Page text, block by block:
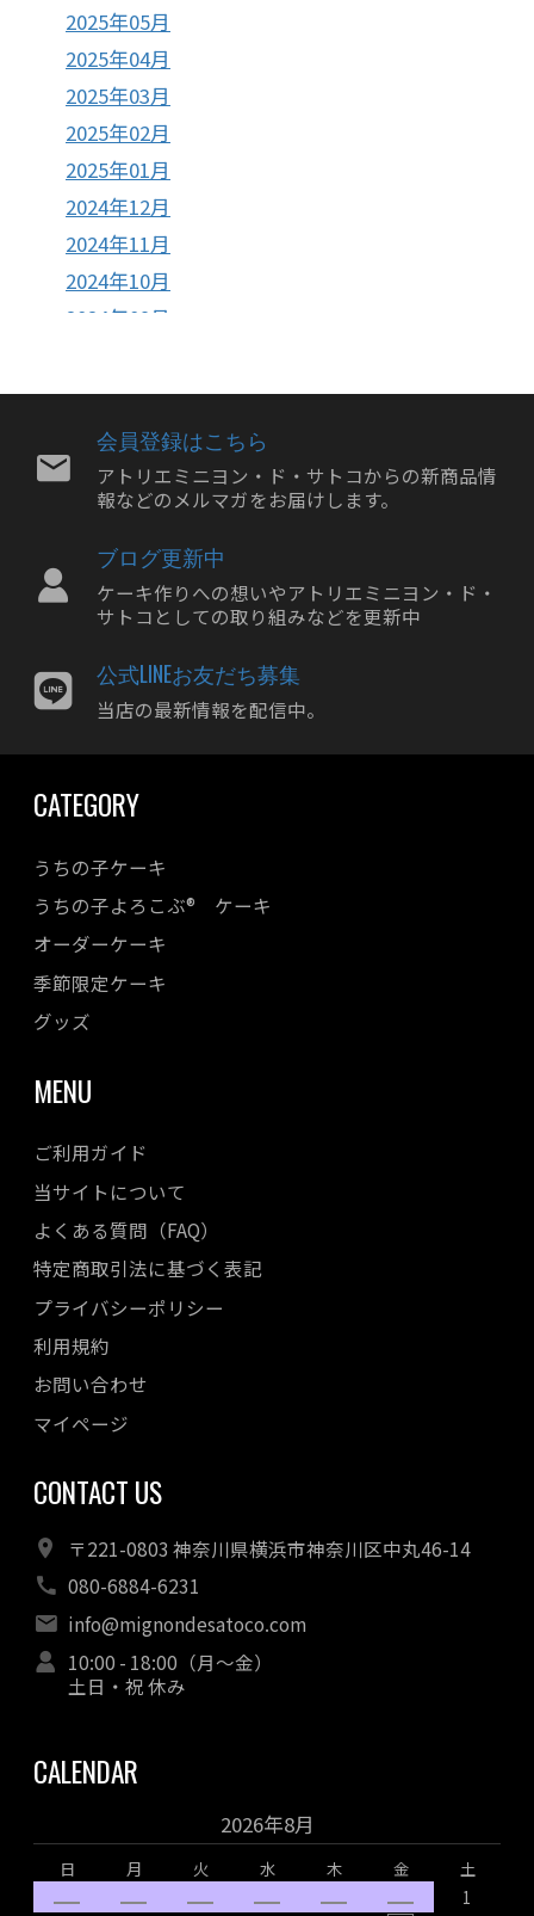
2025年05月
2025年04月
2025年03月
2025年02月
2025年01月
2024年12月
2024年11月
2024年10月
2024年09月
2024年07月
2024年06月
2024年05月
2024年04月
2024年02月
2024年01月
2023年11月
2023年10月
2023年09月
2023年08月
2023年06月
2023年05月
2023年04月
2023年03月
2023年02月
2022年12月
2022年10月
2022年08月
2022年07月
2022年06月
2022年05月
2022年04月
会員登録はこちら
アトリエミニヨン・ド・サトコからの新商品情
報などのメルマガをお届けします。
ブログ更新中
ケーキ作りへの想いやアトリエミニヨン・ド・
サトコとしての取り組みなどを更新中
公式LINEお友だち募集
当店の最新情報を配信中。
CATEGORY
うちの子ケーキ
うちの子よろこぶ® ケーキ
オーダーケーキ
季節限定ケーキ
グッズ
MENU
ご利用ガイド
当サイトについて
よくある質問（FAQ）
特定商取引法に基づく表記
プライバシーポリシー
利用規約
お問い合わせ
マイページ
CONTACT US
〒221-0803 神奈川県横浜市神奈川区中丸46-14
080-6884-6231
info@mignondesatoco.com
10:00 - 18:00（月～金）
土日・祝 休み
CALENDAR
2026年8月
日 月 火 水 木 金
土
1